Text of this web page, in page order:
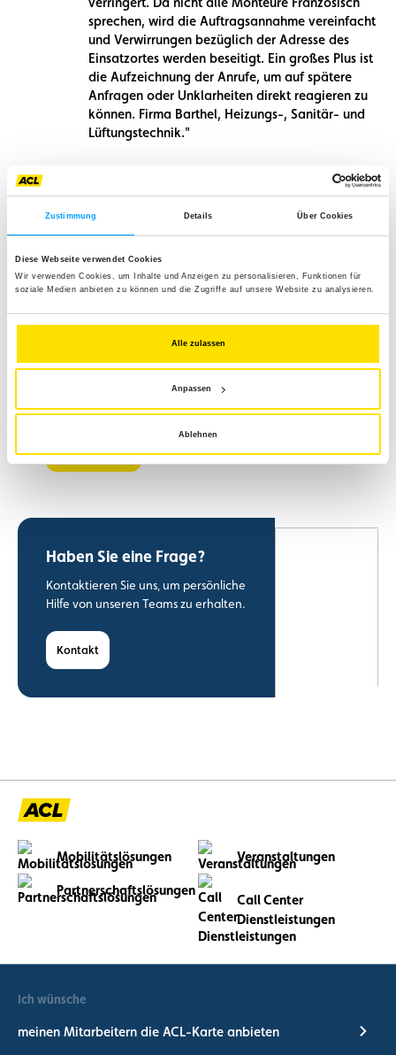
Zustimmung Details Über Cookies
Diese Webseite verwendet Cookies
Wir verwenden Cookies, um Inhalte und Anzeigen zu personalisieren, Funktionen für
soziale Medien anbieten zu können und die Zugriffe auf unsere Website zu analysieren.
Alle zulassen
Anpassen
Ablehnen
sprechen, wird die Auftragsannahme vereinfacht
und Verwirrungen bezüglich der Adresse des
Einsatzortes werden beseitigt. Ein großes Plus ist
die Aufzeichnung der Anrufe, um auf spätere
Anfragen oder Unklarheiten direkt reagieren zu
können. Firma Barthel, Heizungs-, Sanitär- und
Lüftungstechnik."
Leider ist unser monatlicher Newsletter nur
Französisch, aber Sie können ihn gerne abonnieren.
Ihre E-Mail-Adresse
Required
Datenschutzrichtlinie
Haben Sie eine Frage?
Kontaktieren Sie uns, um persönliche
Hilfe von unseren Teams zu erhalten.
Kontakt
Mobilitätslösungen Veranstaltungen
Partnerschaftslösungen
Call Center
Dienstleistungen
Ich wünsche
meinen Mitarbeitern die ACL-Karte anbieten